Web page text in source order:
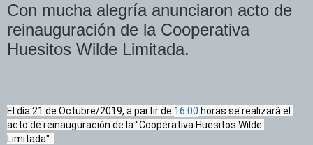
Con mucha alegría anunciaron acto de
reinauguración de la Cooperativa
Huesitos Wilde Limitada.
El día 21 de Octubre/2019, a partir de 16:00 horas se realizará el
acto de reinauguración de la "Cooperativa Huesitos Wilde
Limitada".